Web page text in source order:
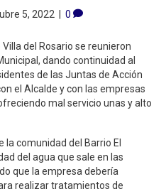
5, 2022 0
del Rosario se reunieron
dando continuidad al
de las Juntas de Acción
el Alcalde y con las empresas
mal servicio unas y alto
comunidad del Barrio El
del agua que sale en las
que la empresa debería
realizar tratamientos de